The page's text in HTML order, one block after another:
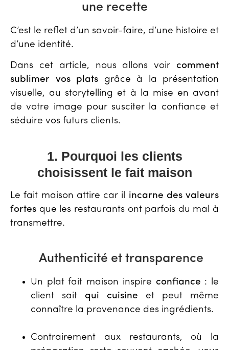
une recette
C’est le reflet d’un savoir-faire, d’une histoire et
d’une identité.
Dans cet article, nous allons voir comment
sublimer vos plats grâce à la présentation
visuelle, au storytelling et à la mise en avant
de votre image pour susciter la confiance et
séduire vos futurs clients.
1. Pourquoi les clients
choisissent le fait maison
Le fait maison attire car il incarne des valeurs
fortes que les restaurants ont parfois du mal à
transmettre.
Authenticité et transparence
Un plat fait maison inspire confiance : le
client sait qui cuisine et peut même
connaître la provenance des ingrédients.
Contrairement aux restaurants, où la